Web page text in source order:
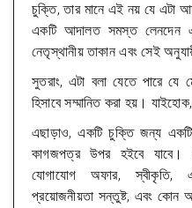
চুক্তি, তার মানে এই নয় যে এটা
একটি আদালত সমস্ত লেনদেন
নেতৃস্থানীয় তাকান এবং সেই
সুতরাং, এটা বলা যেতে পারে যে
হিসাবে সম্মানিত করা হয়।
এছাড়াও, একটি চুক্তি জন্য
কাগজপত্র উপর হইবে
যোগাযোগ অফার, স্বীকৃতি,
প্রয়োজনীয়তা সন্তুষ্ট, এবং কোন